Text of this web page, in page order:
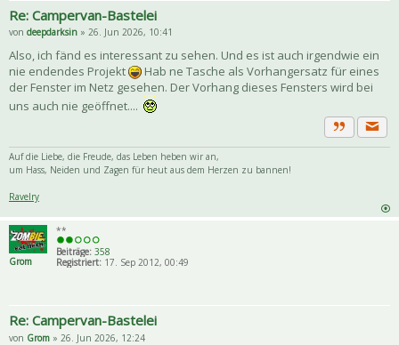
Re: Campervan-Bastelei
von deepdarksin » 26. Jun 2026, 10:41
Also, ich fänd es interessant zu sehen. Und es ist auch irgendwie ein
nie endendes Projekt
Hab ne Tasche als Vorhangersatz für eines
der Fenster im Netz gesehen. Der Vorhang dieses Fensters wird bei
uns auch nie geöffnet....
Zitat
Auf die Liebe, die Freude, das Leben heben wir an,
um Hass, Neiden und Zagen für heut aus dem Herzen zu bannen!
Ravelry
Grom
**
Beiträge: 358
Registriert:17. Sep 2012, 00:49
Re: Campervan-Bastelei
von Grom » 26. Jun 2026, 12:24